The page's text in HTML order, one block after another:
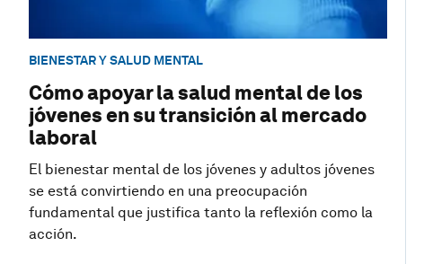
BIENESTAR Y SALUD MENTAL
Cómo apoyar la salud mental de los
jóvenes en su transición al mercado
laboral
El bienestar mental de los jóvenes y adultos jóvenes
se está convirtiendo en una preocupación
fundamental que justifica tanto la reflexión como la
acción.